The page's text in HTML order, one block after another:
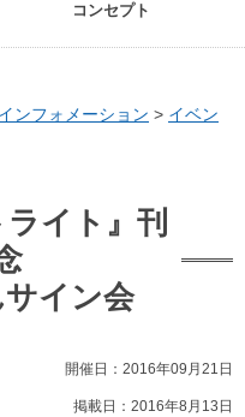
コンセプト
インフォメーション > イベン
ライト』刊
イン会
開催日：2016年09月21日
掲載日：2016年8月13日